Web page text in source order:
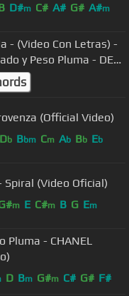
D#m C# A# G# A#m
- (Video Con Letras) -
y Peso Pluma - DEL
(Official Video)
Db Bbm Cm Ab Bb Eb
Spiral (Video Oficial)
m E C#m B G Em
Pluma - CHANEL
D Bm G#m C# G# F#